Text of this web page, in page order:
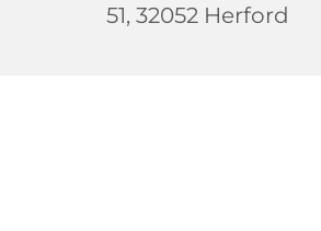
51, 32052 Herford